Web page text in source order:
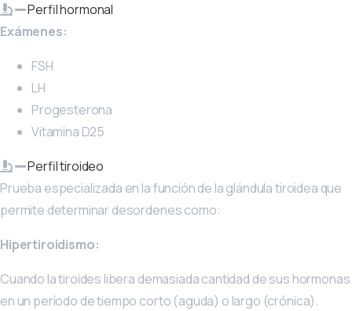
Perfil hormonal
Exámenes:
FSH
LH
Progesterona
Vitamina D25
Perfil tiroideo
Prueba especializada en la función de la glándula tiroidea que
permite determinar desordenes como:
Hipertiroidismo:
Cuando la tiroides libera demasiada cantidad de sus hormonas
en un período de tiempo corto (aguda) o largo (crónica).